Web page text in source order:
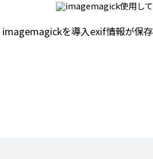
imagemagickを導入exif情報が保